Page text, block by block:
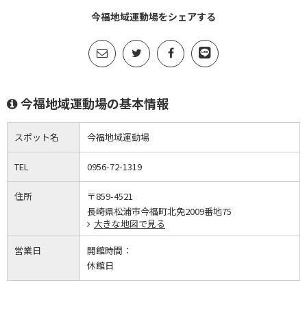
今福地域運動場をシェアする
今福地域運動場の基本情報
スポット名 今福地域運動場
TEL 0956-72-1319
住所
〒859-4521
長崎県松浦市今福町北免2009番地75
大きな地図で見る
営業日
開館時間：
休館日